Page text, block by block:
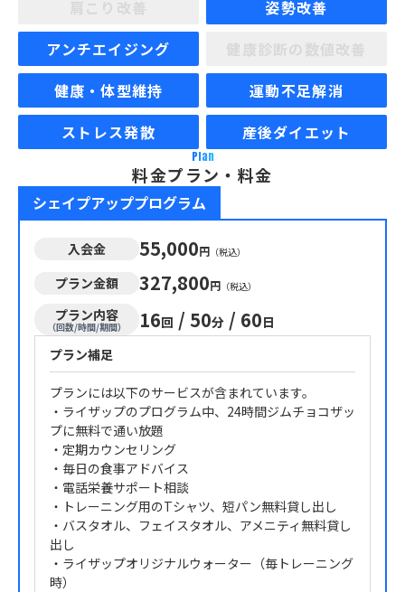
姿勢改善
アンチエイジング
健康・体型維持
運動不足解消
ストレス発散
産後ダイエット
Plan
料金プラン・料金
シェイプアッププログラム
入会金 55,000円 （税込）
プラン金額 327,800円 （税込）
プラン内容
（回数/時間/期間） 16回 / 50分 / 60日
プラン補足
プランには以下のサービスが含まれています。
・ライザップのプログラム中、24時間ジムチョコザッ
プに無料で通い放題
・定期カウンセリング
・毎日の食事アドバイス
・電話栄養サポート相談
・トレーニング用のTシャツ、短パン無料貸し出し
・バスタオル、フェイスタオル、アメニティ無料貸し
出し
・ライザップオリジナルウォーター（毎トレーニング
時）